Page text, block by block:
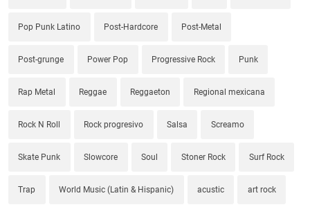
Pop Punk Latino Post-Hardcore Post-Metal
Post-grunge Power Pop Progressive Rock Punk
Rap Metal Reggae Reggaeton Regional mexicana
Rock N Roll Rock progresivo Salsa Screamo
Skate Punk Slowcore Soul Stoner Rock Surf Rock
Trap World Music (Latin & Hispanic) acustic art rock